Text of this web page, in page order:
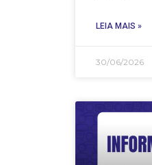
LEIA MAIS »
30/06/2026